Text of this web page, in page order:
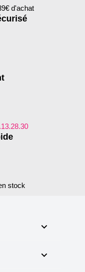
d'achat
stock

